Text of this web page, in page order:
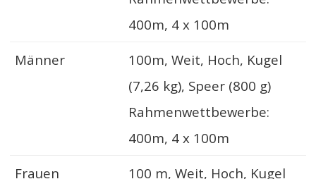
400m, 4 x 100m
Männer
100m, Weit, Hoch, Kugel
(7,26 kg), Speer (800 g)
Rahmenwettbewerbe:
400m, 4 x 100m
Frauen
100 m, Weit, Hoch, Kugel